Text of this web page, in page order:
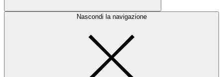
Nascondi la navigazione